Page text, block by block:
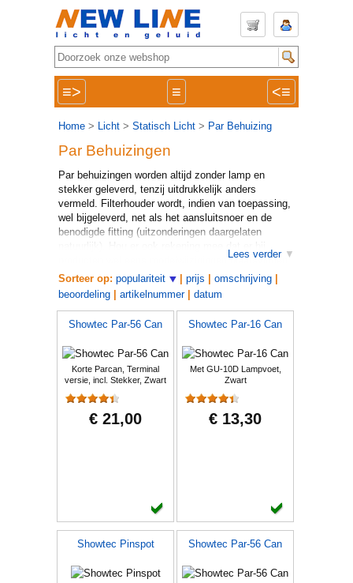
≡> ≡ <≡
Home > Licht > Statisch Licht > Par Behuizing
Par Behuizingen
Lees verder
Par behuizingen worden altijd zonder lamp en
stekker geleverd, tenzij uitdrukkelijk anders
vermeld. Filterhouder wordt, indien van toepassing,
wel bijgeleverd, net als het aansluitsnoer en de
benodigde fitting (uitzonderingen daargelaten
natuurlijk). Hou er ook rekening mee dat er bij
producten wel eens modelwijzigingen plaatsvinden.
Sorteer op: populariteit prijs omschrijving
beoordeling
artikelnummer| datum
Showtec Par-56 Can
Korte Parcan, Terminal
versie, incl. Stekker, Zwart
€ 21,00
Showtec Par-16 Can
Met GU-10D Lampvoet,
Zwart
€ 13,30
Showtec Pinspot Showtec Par-56 Can